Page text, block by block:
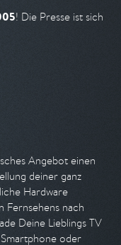
! Die Presse ist sich
Angebot einen
deiner ganz
Hardware
Fernsehens nach
Deine Lieblings TV
oder